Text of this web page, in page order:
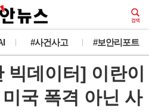
#사건사고 #보안리포트
데이터] 이란이
국 폭격 아닌 사